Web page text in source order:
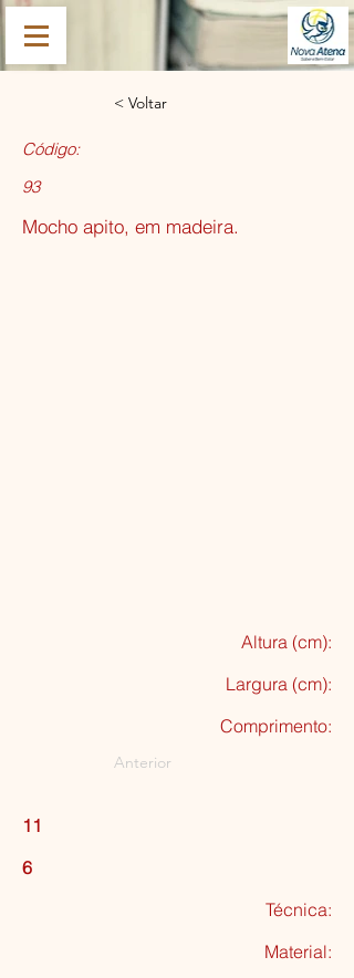
< Voltar
Código:
93
Mocho apito, em madeira.
Altura (cm):
Largura (cm):
Comprimento:
Anterior
11
6
Técnica:
Material: